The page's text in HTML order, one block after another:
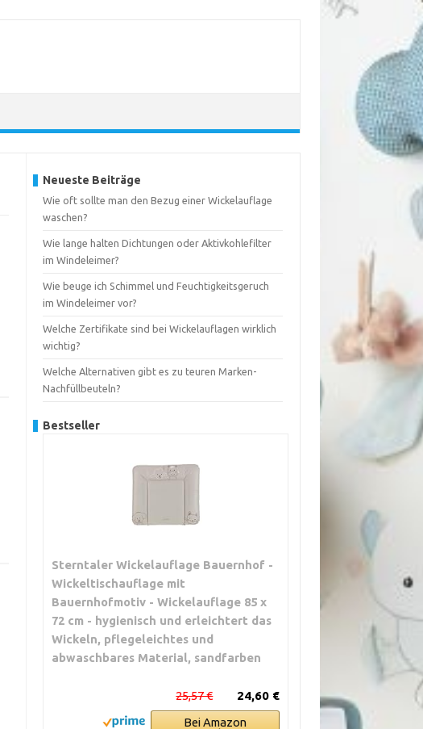
Neueste Beiträge
Wie oft sollte man den Bezug einer Wickelauflage
waschen?
Wie lange halten Dichtungen oder Aktivkohlefilter
im Windeleimer?
Wie beuge ich Schimmel und Feuchtigkeitsgeruch
im Windeleimer vor?
Welche Zertifikate sind bei Wickelauflagen wirklich
wichtig?
Welche Alternativen gibt es zu teuren Marken-
Nachfüllbeuteln?
Bestseller
Sterntaler Wickelauflage Bauernhof -
Wickeltischauflage mit
Bauernhofmotiv - Wickelauflage 85 x
72 cm - hygienisch und erleichtert das
Wickeln, pflegeleichtes und
abwaschbares Material, sandfarben
24,60 €
25,57 €
Bei Amazon